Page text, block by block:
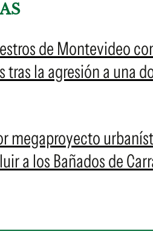
de Montevideo
tras la agresión a una
megaproyecto
a los Bañados de